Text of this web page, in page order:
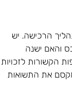
הרכישה. יש
והאם ישנה
הקשורות לזכויות
את התשואות